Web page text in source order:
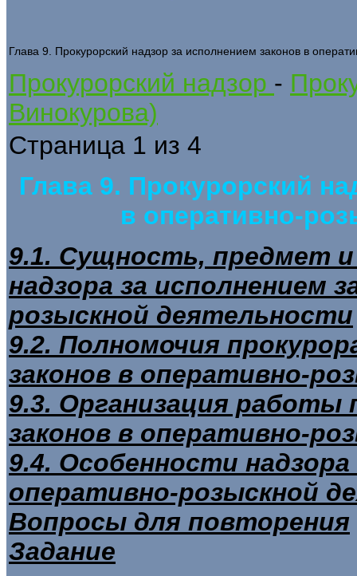
Глава 9. Прокурорский надзор за исполнением законов в
Прокурорский надзор -
Винокурова)
Страница 1 из 4
Глава 9. Прокурорский
в оперативно-
9.1. Сущность, предмет и
надзора за исполнением
розыскной деятельности
9.2. Полномочия
законов в оперативно-
9.3. Организация работы
законов в оперативно-
9.4. Особенности
оперативно-розыскной
Вопросы для повторения
Задание